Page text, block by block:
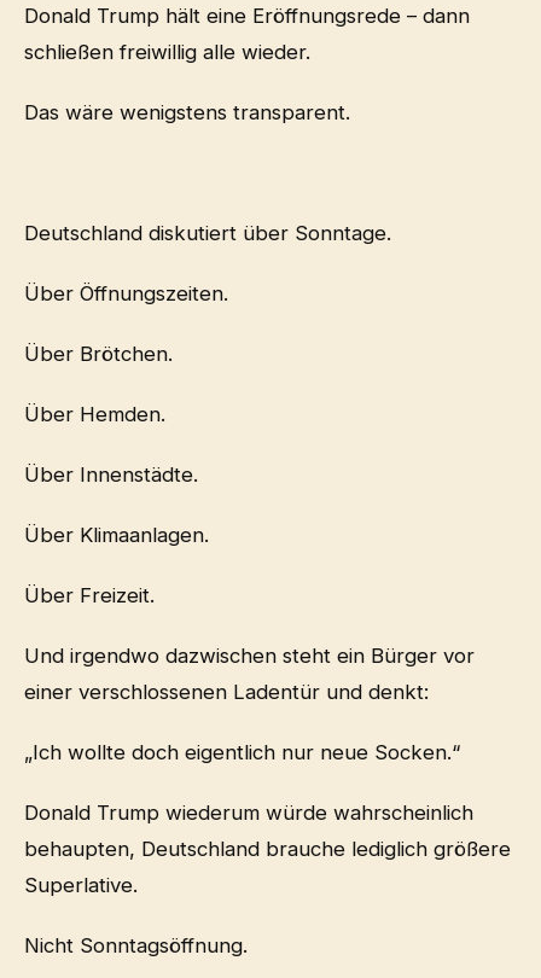
Donald Trump hält eine Eröffnungsrede – dann
schließen freiwillig alle wieder.
Das wäre wenigstens transparent.
Deutschland diskutiert über Sonntage.
Über Öffnungszeiten.
Über Brötchen.
Über Hemden.
Über Innenstädte.
Über Klimaanlagen.
Über Freizeit.
Und irgendwo dazwischen steht ein Bürger vor
einer verschlossenen Ladentür und denkt:
„Ich wollte doch eigentlich nur neue Socken.“
Donald Trump wiederum würde wahrscheinlich
behaupten, Deutschland brauche lediglich größere
Superlative.
Nicht Sonntagsöffnung.